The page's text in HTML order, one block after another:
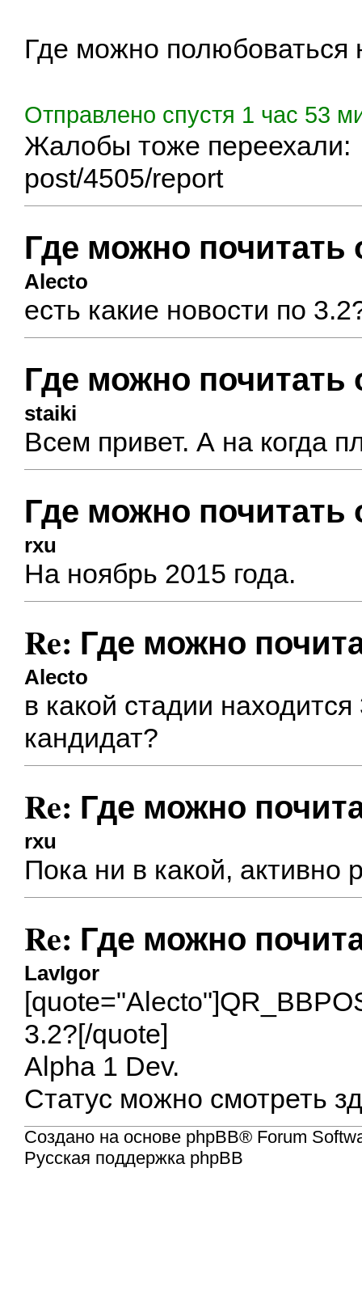
Где можно полюбоваться
Отправлено спустя 1 час 53
Жалобы тоже переехали:
post/4505/report
Где можно почитать
Alecto
есть какие новости по
Где можно почитать
staiki
Всем привет. А на когда
Где можно почитать
rxu
На ноябрь 2015 года.
Re: Где можно
Alecto
в какой стадии
кандидат?
Re: Где можно
rxu
Пока ни в какой, активно
Re: Где можно
LavIgor
[quote="Alecto"]
3.2?[/quote]
Alpha 1 Dev.
Статус можно смотреть
Создано на основе phpBB® Forum
Русская поддержка phpBB